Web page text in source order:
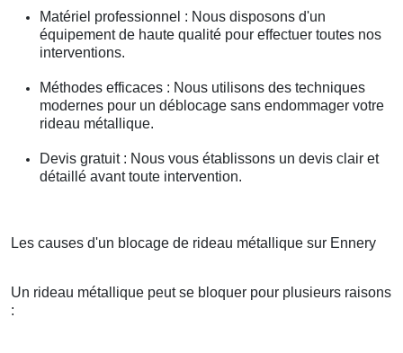
Matériel professionnel : Nous disposons d'un
équipement de haute qualité pour effectuer toutes nos
interventions.
Méthodes efficaces : Nous utilisons des techniques
modernes pour un déblocage sans endommager votre
rideau métallique.
Devis gratuit : Nous vous établissons un devis clair et
détaillé avant toute intervention.
Les causes d'un blocage de rideau métallique sur Ennery
Un rideau métallique peut se bloquer pour plusieurs raisons
: